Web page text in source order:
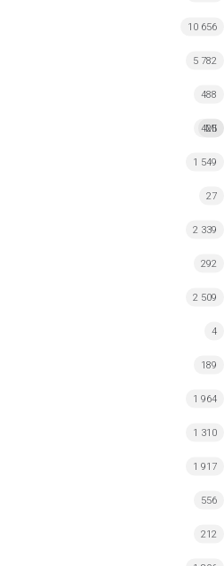
10 656
5 782
488
MI
425
1 549
27
2 339
292
2 509
4
189
1 964
1 310
1 917
556
212